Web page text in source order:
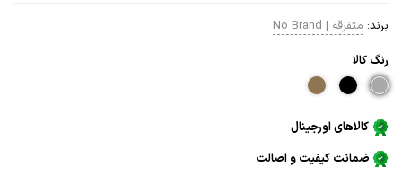
برند: متفرقه | No Brand
رنگ كالا
کالاهای اورجینال
ضمانت کیفیت و اصالت